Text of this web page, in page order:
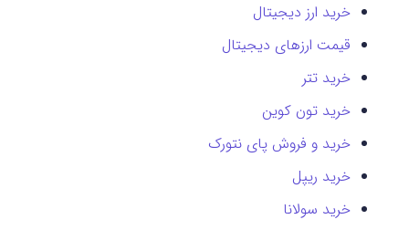
خرید ارز دیجیتال
قیمت ارزهای دیجیتال
خرید تتر
خرید تون کوین
خرید و فروش پای نتورک
خرید ریپل
خرید سولانا